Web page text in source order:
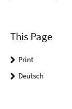
This Page
Print
Deutsch